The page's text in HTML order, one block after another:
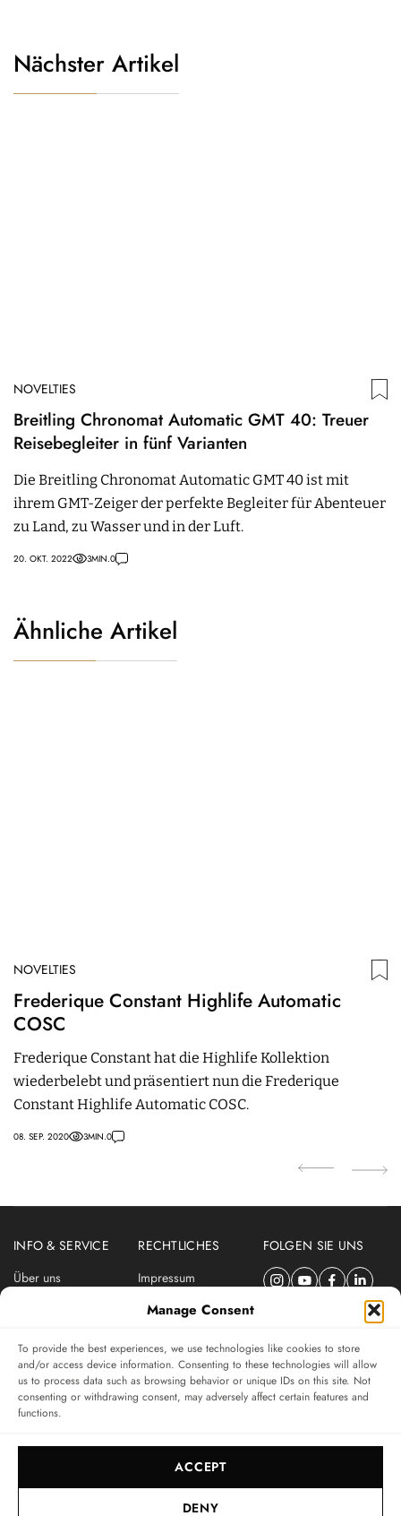
Manage Consent
To provide the best experiences, we use technologies like cookies to store
and/or access device information. Consenting to these technologies will allow
us to process data such as browsing behavior or unique IDs on this site. Not
consenting or withdrawing consent, may adversely affect certain features and
functions.
ACCEPT
DENY
Nächster Artikel
NOVELTIES
Breitling Chronomat Automatic GMT 40: Treuer
Reisebegleiter in fünf Varianten
Die Breitling Chronomat Automatic GMT 40 ist mit
ihrem GMT-Zeiger der perfekte Begleiter für Abenteuer
zu Land, zu Wasser und in der Luft.
20. OKT. 2022 3MIN.0
Ähnliche Artikel
NOVELTIES
Frederique Constant Highlife Automatic
COSC
Frederique Constant hat die Highlife Kollektion
wiederbelebt und präsentiert nun die Frederique
Constant Highlife Automatic COSC.
08. SEP. 2020 3MIN.0
INFO & SERVICE
Über uns
RECHTLICHES
Impressum
Datenschutzerklärung
FOLGEN SIE UNS
ABONNIEREN SIE DEN SWISSWATCHES NEWSLETTER
Das unabhängige Magazin für Uhren-Connaisseurs
SUBSCRIBE